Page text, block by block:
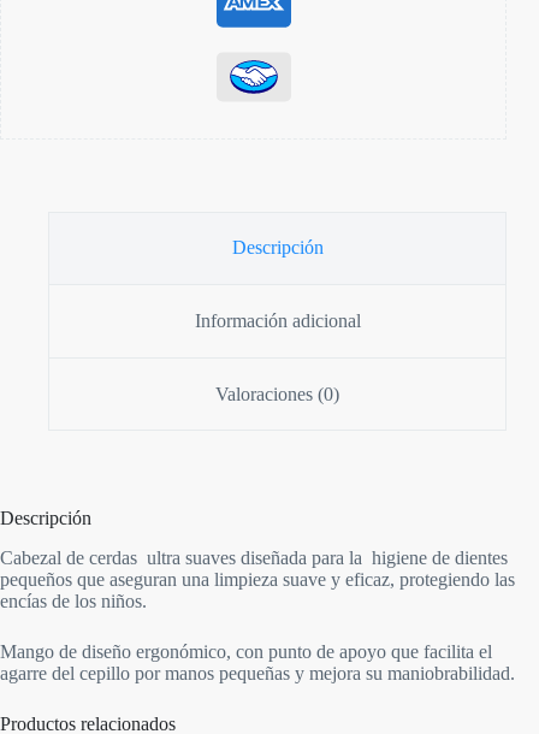
Descripción
Información adicional
Valoraciones (0)
Descripción
Cabezal de cerdas ultra suaves diseñada para la higiene de dientes
pequeños que aseguran una limpieza suave y eficaz, protegiendo las
encías de los niños.
Mango de diseño ergonómico, con punto de apoyo que facilita el
agarre del cepillo por manos pequeñas y mejora su maniobrabilidad.
Productos relacionados